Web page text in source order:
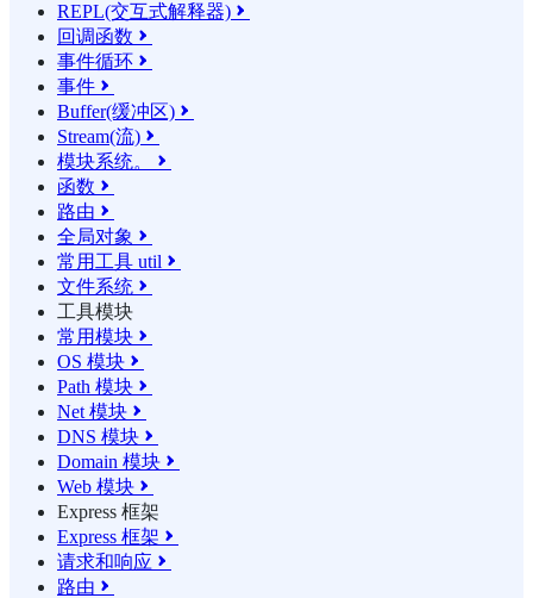
REPL(交互式解释器) 
回调函数 
事件循环 
事件 
Buffer(缓冲区) 
Stream(流) 
模块系统。 
函数 
路由 
全局对象 
常用工具 util 
文件系统 
工具模块
常用模块 
OS 模块 
Path 模块 
Net 模块 
DNS 模块 
Domain 模块 
Web 模块 
Express 框架
Express 框架 
请求和响应 
路由 